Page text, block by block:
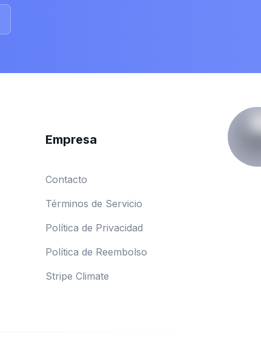
Empresa
Contacto
Términos de Servicio
Política de Privacidad
Política de Reembolso
Stripe Climate